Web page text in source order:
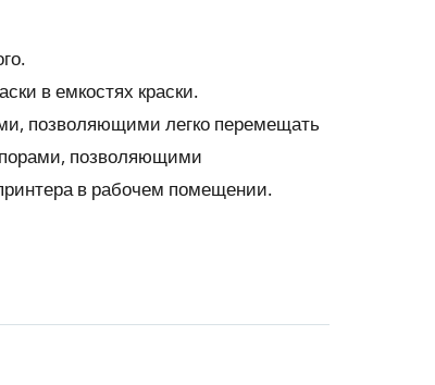
в емкостях краски.
позволяющими легко перемещать
позволяющими
в рабочем помещении.